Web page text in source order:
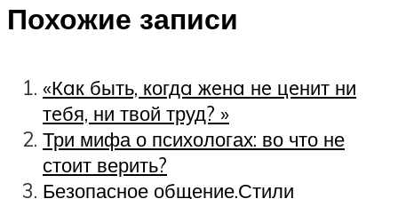
Похожие записи
«Кaк быть, когдa жeнa нe цeнит ни
тeбя, ни твой труд? »
Три мифа о психологах: во что не
стоит верить?
Безопасное общение.Стили